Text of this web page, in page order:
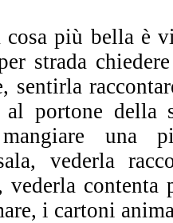
cosa più bella è
strada
sentirla
al portone
una
vederla
vederla contenta
i cartoni